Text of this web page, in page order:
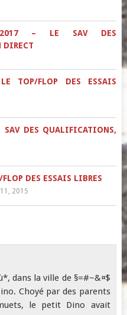
2017 – LE SAV DES
DIRECT
TOP/FLOP DES ESSAIS
DES QUALIFICATIONS,
DES ESSAIS LIBRES
2015
dans la ville de §=#~&¤$
Choyé par des parents
le petit Dino avait